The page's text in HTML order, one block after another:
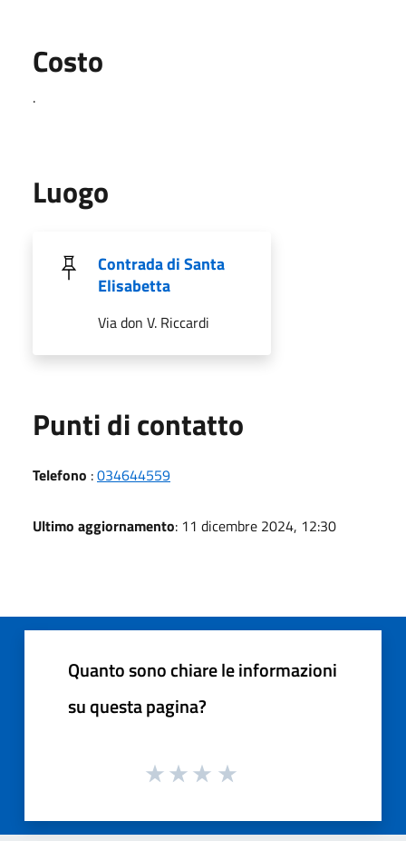
Costo
.
Luogo
Contrada di Santa
Elisabetta
Via don V. Riccardi
Punti di contatto
Telefono :034644559
Ultimo aggiornamento: 11 dicembre 2024, 12:30
Quanto sono chiare le informazioni
su questa pagina?